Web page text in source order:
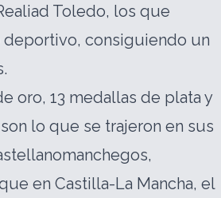
Toledo, los que
consiguiendo un
oro, 13 medallas de plata y
lo que se trajeron en sus
en Castilla-La Mancha, el